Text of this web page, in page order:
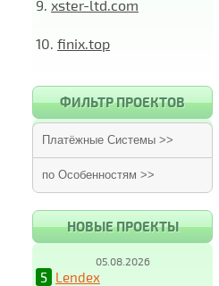
9. xster-ltd.com
10. finix.top
ФИЛЬТР ПРОЕКТОВ
Платёжные Системы >>
по Особенностям >>
НОВЫЕ ПРОЕКТЫ
05.08.2026
5 Lendex